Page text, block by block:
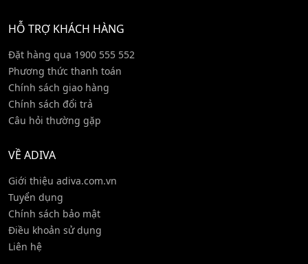
HỖ TRỢ KHÁCH HÀNG
Đặt hàng qua 1900 555 552
Phương thức thanh toán
Chính sách giao hàng
Chính sách đổi trả
Câu hỏi thường gặp
VỀ ADIVA
Giới thiệu adiva.com.vn
Tuyển dụng
Chính sách bảo mật
Điều khoản sử dụng
Liên hệ